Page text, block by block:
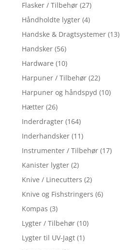
Flasker / Tilbehør (27)
Håndholdte lygter (4)
Handske & Dragtsystemer (13)
Handsker (56)
Hardware (10)
Harpuner / Tilbehør (22)
Harpuner og håndspyd (10)
Hætter (26)
Inderdragter (164)
Inderhandsker (11)
Instrumenter / Tilbehør (17)
Kanister lygter (2)
Knive / Linecutters (2)
Knive og Fishstringers (6)
Kompas (3)
Lygter / Tilbehør (10)
Lygter til UV-Jagt (1)